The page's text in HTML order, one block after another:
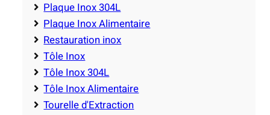
Plaque Inox 304L
Plaque Inox Alimentaire
Restauration inox
Tôle Inox
Tôle Inox 304L
Tôle Inox Alimentaire
Tourelle d'Extraction